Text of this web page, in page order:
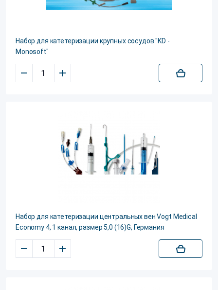
Набор для катетеризации крупных сосудов "KD -
Monosoft"
– +
Набор для катетеризации центральных вен Vogt Medical
Еconomy 4, 1 канал, размер 5,0 (16)G, Германия
– +